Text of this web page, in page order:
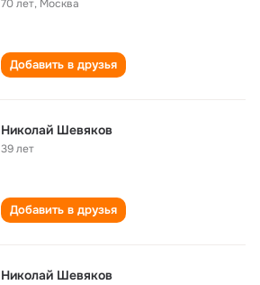
70 лет, Москва
Добавить в друзья
Николай Шевяков
39 лет
Добавить в друзья
Николай Шевяков